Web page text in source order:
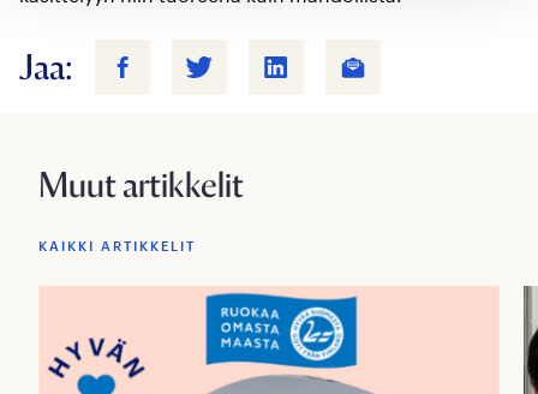
Jaa:
Muut artikkelit
KAIKKI ARTIKKELIT